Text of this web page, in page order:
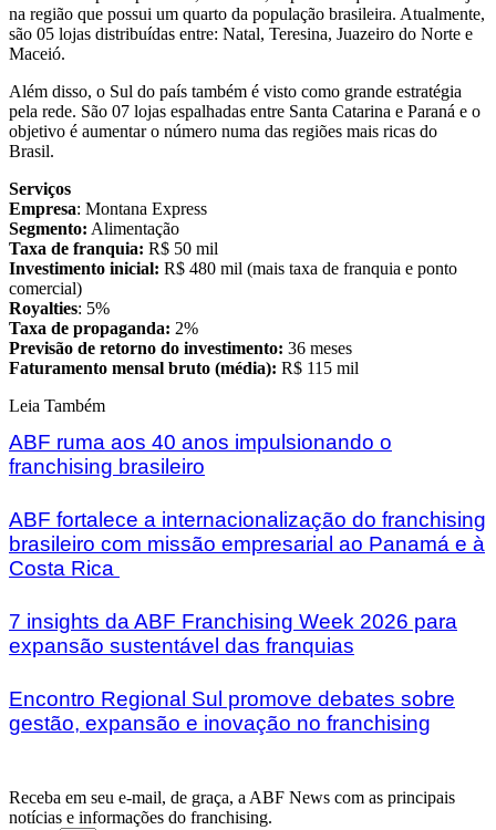
na região que possui um quarto da população brasileira. Atualmente,
são 05 lojas distribuídas entre: Natal, Teresina, Juazeiro do Norte e
Maceió.
Além disso, o Sul do país também é visto como grande estratégia
pela rede. São 07 lojas espalhadas entre Santa Catarina e Paraná e o
objetivo é aumentar o número numa das regiões mais ricas do
Brasil.
Serviços
Empresa: Montana Express
Segmento: Alimentação
Taxa de franquia: R$ 50 mil
Investimento inicial: R$ 480 mil (mais taxa de franquia e ponto
comercial)
Royalties: 5%
Taxa de propaganda: 2%
Previsão de retorno do investimento: 36 meses
Faturamento mensal bruto (média): R$ 115 mil
Leia Também
ABF ruma aos 40 anos impulsionando o
franchising brasileiro
ABF fortalece a internacionalização do franchising
brasileiro com missão empresarial ao Panamá e à
Costa Rica
7 insights da ABF Franchising Week 2026 para
expansão sustentável das franquias
Encontro Regional Sul promove debates sobre
gestão, expansão e inovação no franchising
Receba em seu e-mail, de graça, a ABF News com as principais
notícias e informações do franchising.